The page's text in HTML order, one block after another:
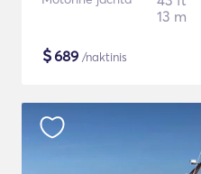
13 m
$689 /naktinis